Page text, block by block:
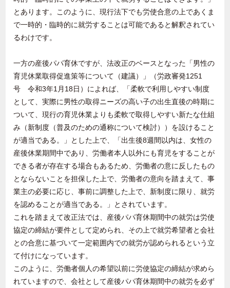
とあります。このように、現行法下でも労使合意の上であくま
で一時的・臨時的に就労することは可能であると解釈されてい
るわけです。
一方の産後パパ育休ですが、法改正のベースとなった「男性の
育児休業取得促進策等について（建議）」（労政審発1251
号 令和3年1 月 18日）によれば、「柔軟で利用しやすい制度
として、実際に男性の取得ニーズの高い子の出生直後の時期に
ついて、現行の育児休業よりも柔軟で取得しやすい新たな仕組
み（新制度（普及のための通称について検討））を設けること
が適当である。」とした上で、「出生後8週間以内は、女性の
産後休業期間中であり、労働者本人以外にも育児をすることが
できる者が存在する場合もあるため、労働者の意に反したもの
とならないことを担保した上で、労働者の意向を踏まえて、事
業主の必要に応じ、事前に調整した上で、新制度に限り、就労
を認めることが適当である。」とされています。
これを踏まえて改正法では、産後パパ育休期間中の就労は労使
協定の締結が要件として定められ、その上で就労希望者と会社
との合意に基づいて一定範囲内での就労が認められるという立
て付けになっています。
このように、労働者個人の希望以前に労使協定の締結が求めら
れていますので、会社として産後パパ育休期間中の就労を必ず